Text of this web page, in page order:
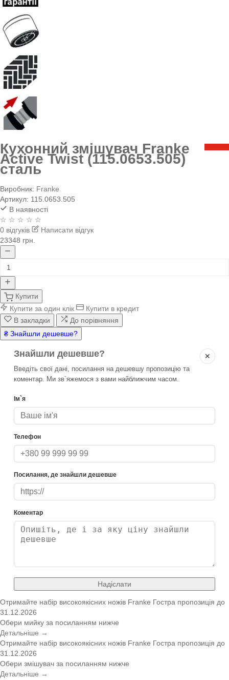
Кухонний змішувач Franke
Active Twist (115.0653.505)
сталь
Виробник: Franke
Артикул: 115.0653.505
В наявності
☆ ☆ ☆ ☆ ☆
0 відгуків
Написати відгук
23348 грн.
Купити
Купити за один клік
Купити в кредит
В закладки
До порівняння
₴ Знайшли дешевше?
✕
Знайшли дешевше?
Введіть свої дані, посилання на дешевшу пропозицію та
коментар. Ми зв`яжемося з вами найближчим часом.
Ім`я
Телефон
Посилання, де знайшли дешевше
Коментар
Надіслати
Отримайте набір високоякісних ножів Franke Гостра пропозиція до
31.12.2026
Обери мийку за посиланням нижче
Детальніше →
Отримайте набір високоякісних ножів Franke Гостра пропозиція до
31.12.2026
Обери змішувач за посиланням нижче
Детальніше →